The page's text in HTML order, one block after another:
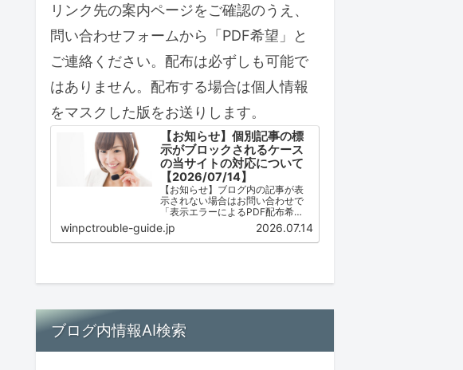
リンク先の案内ページをご確認のうえ、
問い合わせフォームから「PDF希望」と
ご連絡ください。配布は必ずしも可能で
はありません。配布する場合は個人情報
をマスクした版をお送りします。
【お知らせ】個別記事の標
示がブロックされるケース
の当サイトの対応について
【2026/07/14】
【お知らせ】ブログ内の記事が表
示されない場合はお問い合わせで
「表示エラーによるPDF配布希
望」とご連絡ください。ただし、
配布は必ずしも可能ではありませ
ん。
winpctrouble-guide.jp 2026.07.14
ブログ内情報AI検索